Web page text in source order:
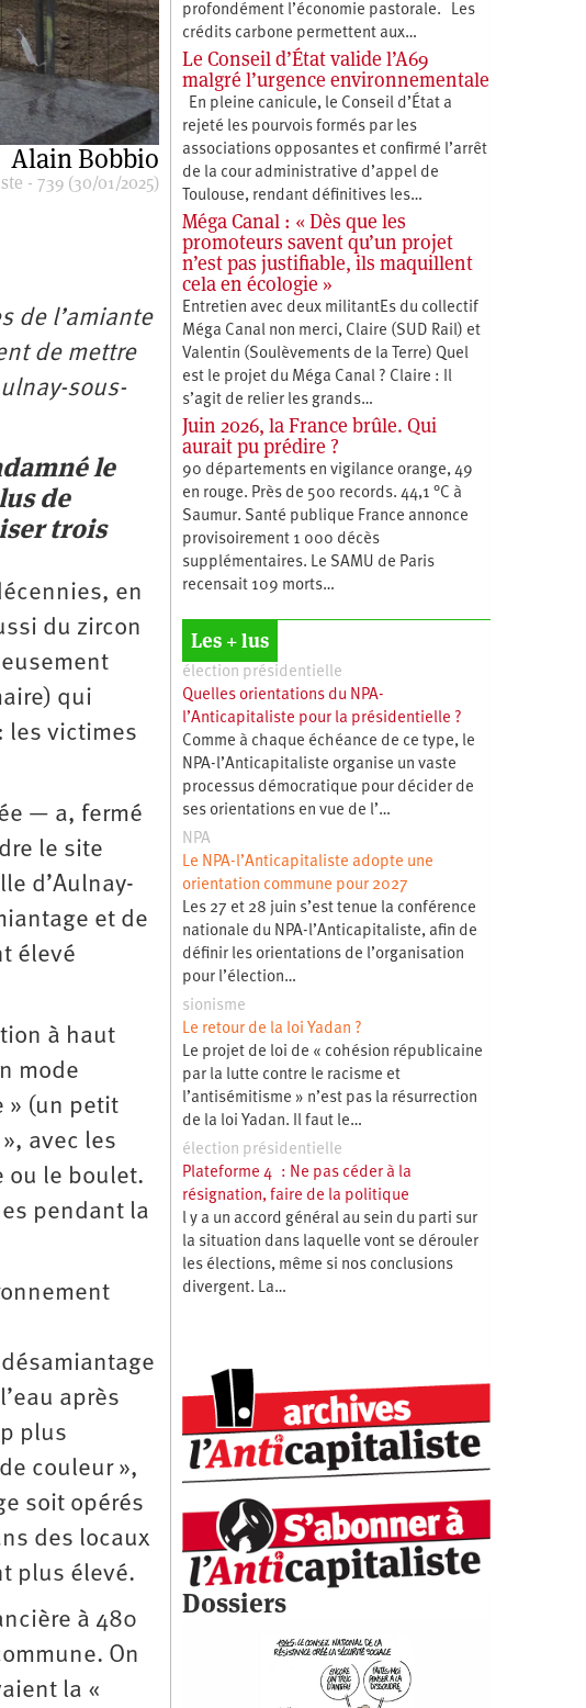
Alain Bobbio
- 739 (30/01/2025)
de l’amiante
de mettre
sous-
le
de
trois
en
du zircon
qui
les victimes
— a, fermé
le site
d’Aulnay-
et de
élevé
à haut
mode
» (un petit
avec les
ou le boulet.
pendant la
après
plus
couleur »,
soit opérés
des locaux
plus élevé.
à 480
On
la «
profondément l’économie pastorale. Les
crédits carbone permettent aux…
Le Conseil d’État valide l’A69
malgré l’urgence environnementale
En pleine canicule, le Conseil d’État a
rejeté les pourvois formés par les
associations opposantes et confirmé l’arrêt
de la cour administrative d’appel de
Toulouse, rendant définitives les…
Méga Canal : « Dès que les
promoteurs savent qu’un projet
n’est pas justifiable, ils maquillent
cela en écologie »
Entretien avec deux militantEs du collectif
Méga Canal non merci, Claire (SUD Rail) et
Valentin (Soulèvements de la Terre) Quel
est le projet du Méga Canal ? Claire : Il
s’agit de relier les grands…
Juin 2026, la France brûle. Qui
aurait pu prédire ?
90 départements en vigilance orange, 49
en rouge. Près de 500 records. 44,1 °C à
Saumur. Santé publique France annonce
provisoirement 1 000 décès
supplémentaires. Le SAMU de Paris
recensait 109 morts…
Les + lus
élection présidentielle
Quelles orientations du NPA-
l’Anticapitaliste pour la présidentielle ?
Comme à chaque échéance de ce type, le
NPA-l’Anticapitaliste organise un vaste
processus démocratique pour décider de
ses orientations en vue de l’…
NPA
Le NPA-l’Anticapitaliste adopte une
orientation commune pour 2027
Les 27 et 28 juin s’est tenue la conférence
nationale du NPA-l’Anticapitaliste, afin de
définir les orientations de l’organisation
pour l’élection…
sionisme
Le retour de la loi Yadan ?
Le projet de loi de « cohésion républicaine
par la lutte contre le racisme et
l’antisémitisme » n’est pas la résurrection
de la loi Yadan. Il faut le…
élection présidentielle
Plateforme 4 : Ne pas céder à la
résignation, faire de la politique
l y a un accord général au sein du parti sur
la situation dans laquelle vont se dérouler
les élections, même si nos conclusions
divergent. La…
Dossiers